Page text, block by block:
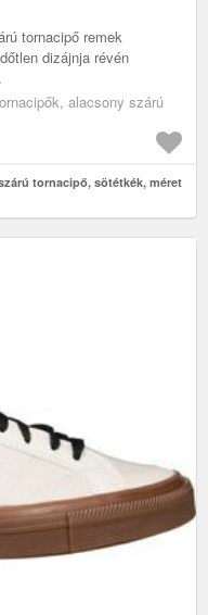
tornacipő remek
dizájnja révén
alacsony szárú
tornacipő, sötétkék, méret